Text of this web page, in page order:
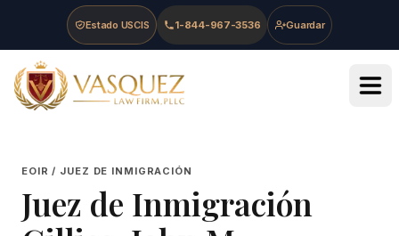
Skip to main content
Skip to navigation
Skip to footer
Estado USCIS 1-844-967-3536 Guardar
Vasquez Law Firm - Home
EOIR / JUEZ DE INMIGRACIÓN
Juez de Inmigración